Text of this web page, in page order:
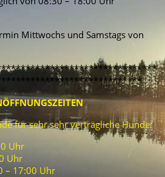
Mittwochs und Samstags von
für sehr sehr verträgliche Hunde:
Uhr
Uhr
– 17:00 Uhr